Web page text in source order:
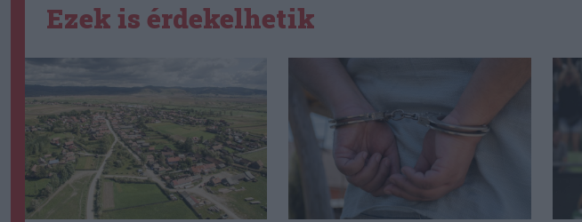
Ezek is érdekelhetik